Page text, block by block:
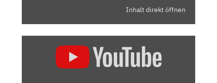
Inhalt direkt öffnen
ELECTRIC